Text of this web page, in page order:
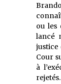
ou les
lancé
justice
Cour
à